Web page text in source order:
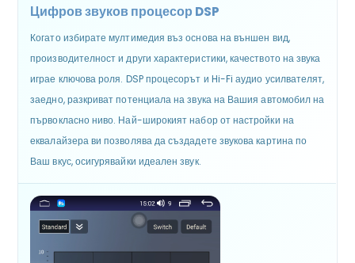
Цифров звуков процесор DSP
Когато избирате мултимедия въз основа на външен вид,
производителност и други характеристики, качеството на звука
играе ключова роля. DSP процесорът и Hi-Fi аудио усилвателят,
заедно, разкриват потенциала на звука на Вашия автомобил на
първокласно ниво. Най-широкият набор от настройки на
еквалайзера ви позволява да създадете звукова картина по
Ваш вкус, осигурявайки идеален звук.